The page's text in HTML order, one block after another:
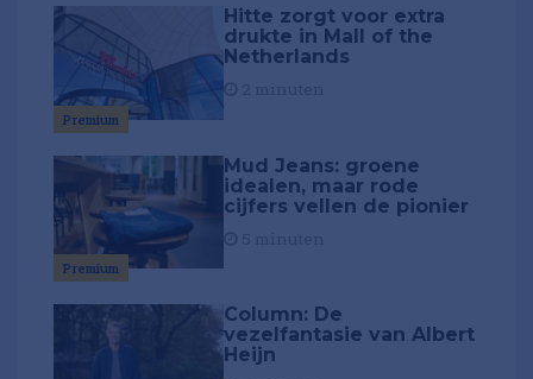
Premium
Hitte zorgt voor extra
drukte in Mall of the
Netherlands
Premium
Mud Jeans: groene
idealen, maar rode
cijfers vellen de pionier
Column: De
vezelfantasie van Albert
Heijn